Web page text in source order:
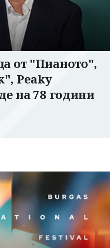
от "Пианото",
Peaky
на 78 години